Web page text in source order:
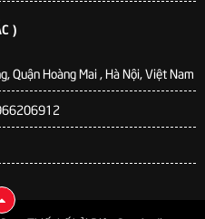
)
Quận Hoàng Mai , Hà Nội, Việt Nam